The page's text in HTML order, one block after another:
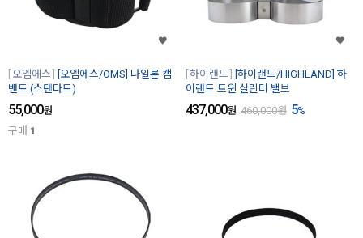
오엠에스
[오엠에스/OMS] 나일론 캠
밴드 (스탠다드)
55,000원
구매 1
하이랜드
[하이랜드/HIGHLAND] 하
이랜드 트윈 실린더 밸브
437,000원 460,000원 5%